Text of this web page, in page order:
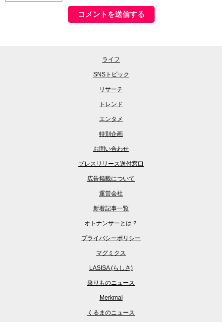
ライフ
SNSトピック
リサーチ
トレンド
エンタメ
特別企画
お問い合わせ
プレスリリース送付窓口
広告掲載について
運営会社
新着記事一覧
オトナンサーとは？
プライバシーポリシー
マグミクス
LASISA (らしさ)
乗りものニュース
Merkmal
くるまのニュース